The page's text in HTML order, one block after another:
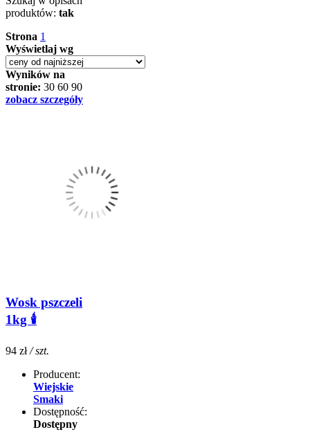
produktów: tak
Strona 1
Wyświetlaj wg
Wyników na
stronie: 30 60 90
zobacz szczegóły
Wosk pszczeli
1kg 🕯️
94 zł / szt.
Producent:
Wiejskie
Smaki
Dostępność:
Dostępny